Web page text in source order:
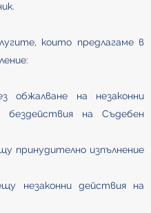
които предлагаме в
обжалване на незаконни
бездействия на Съдебен
принудително изпълнение
незаконни действия на